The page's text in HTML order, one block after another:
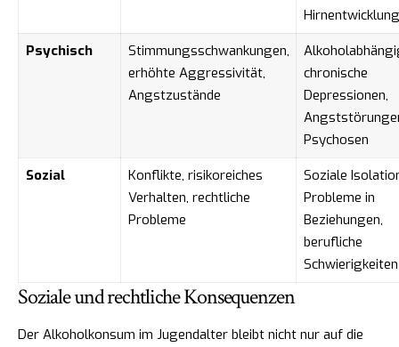
Hirnentwicklung
Psychisch
Stimmungsschwankungen,
erhöhte Aggressivität,
Angstzustände
chronische
Depressionen,
Psychosen
Sozial
Konflikte, risikoreiches
Verhalten, rechtliche
Probleme
Soziale
Probleme in
Beziehungen,
berufliche
Schwierigkeiten
Soziale und rechtliche Konsequenzen
Der Alkoholkonsum im Jugendalter bleibt nicht nur auf die